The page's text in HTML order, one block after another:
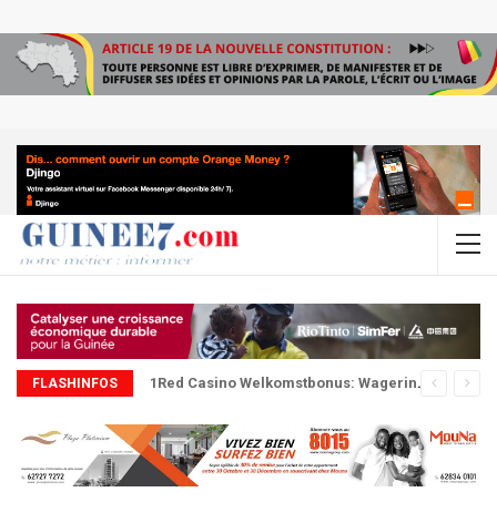
FLASHINFOS 1Red Casino Welkomstbonus: Wagering, Limieten En Strategieën